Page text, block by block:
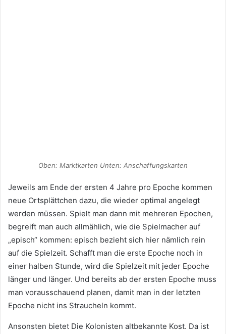
Oben: Marktkarten Unten: Anschaffungskarten
Jeweils am Ende der ersten 4 Jahre pro Epoche kommen
neue Ortsplättchen dazu, die wieder optimal angelegt
werden müssen. Spielt man dann mit mehreren Epochen,
begreift man auch allmählich, wie die Spielmacher auf
„episch“ kommen: episch bezieht sich hier nämlich rein
auf die Spielzeit. Schafft man die erste Epoche noch in
einer halben Stunde, wird die Spielzeit mit jeder Epoche
länger und länger. Und bereits ab der ersten Epoche muss
man vorausschauend planen, damit man in der letzten
Epoche nicht ins Straucheln kommt.
Ansonsten bietet Die Kolonisten altbekannte Kost. Da ist